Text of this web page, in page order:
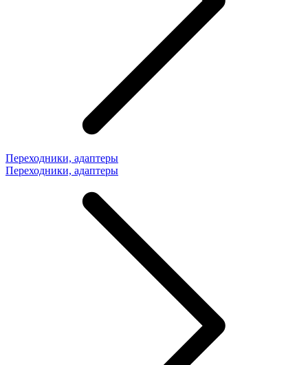
Переходники, адаптеры
Переходники, адаптеры